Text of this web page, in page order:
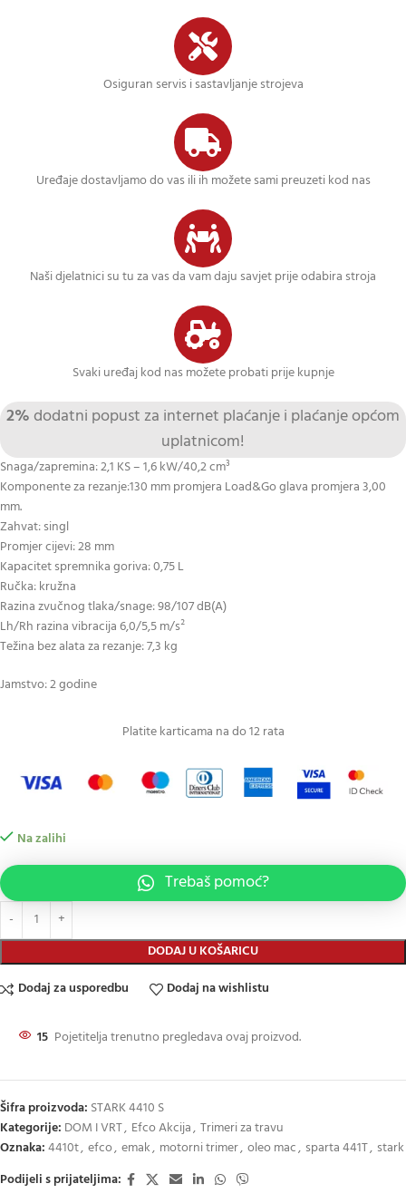
Osiguran servis i sastavljanje strojeva
Uređaje dostavljamo do vas ili ih možete sami preuzeti kod nas
Naši djelatnici su tu za vas da vam daju savjet prije odabira stroja
Svaki uređaj kod nas možete probati prije kupnje
2% dodatni popust za internet plaćanje i plaćanje općom
uplatnicom!
Snaga/zapremina: 2,1 KS – 1,6 kW/40,2 cm³
Komponente za rezanje:130 mm promjera Load&Go glava promjera 3,00
mm.
Zahvat: singl
Promjer cijevi: 28 mm
Kapacitet spremnika goriva: 0,75 L
Ručka: kružna
Razina zvučnog tlaka/snage: 98/107 dB(A)
Lh/Rh razina vibracija 6,0/5,5 m/s²
Težina bez alata za rezanje: 7,3 kg
Jamstvo: 2 godine
Platite karticama na do 12 rata
Na zalihi
DODAJ U KOŠARICU
Trebaš pomoć?
Dodaj za usporedbu Dodaj na wishlistu
15 Pojetitelja trenutno pregledava ovaj proizvod.
Šifra proizvoda: STARK 4410 S
Kategorije: DOM I VRT, Efco Akcija, Trimeri za travu
Oznaka:4410t, efco, emak, motorni trimer, oleo mac, sparta 441T, stark
Podijeli s prijateljima: